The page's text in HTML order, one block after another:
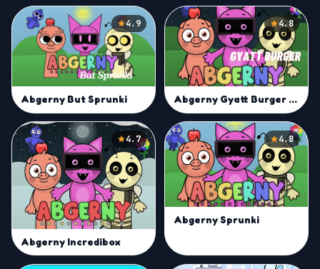
4.9
Abgerny But Sprunki
4.8
Abgerny Gyatt Burger Mod
4.7
Abgerny Incredibox
4.8
Abgerny Sprunki